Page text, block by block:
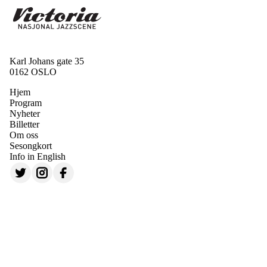
Karl Johans gate 35
0162 OSLO
Hjem
Program
Nyheter
Billetter
Om oss
Sesongkort
Info in English